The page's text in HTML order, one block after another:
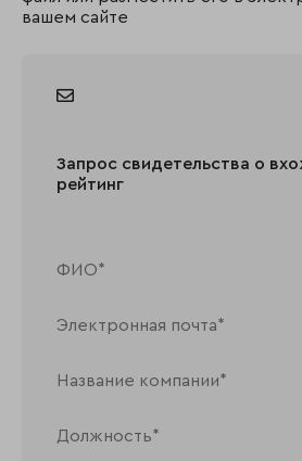
вашем сайте
Запрос свидетельства о
рейтинг